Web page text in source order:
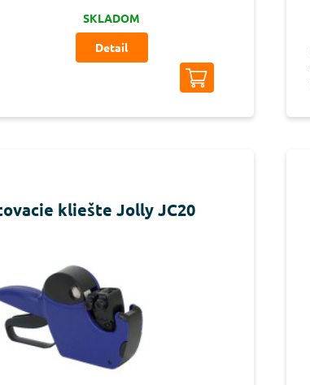
SKLADOM
Detail
kliešte Jolly JC20